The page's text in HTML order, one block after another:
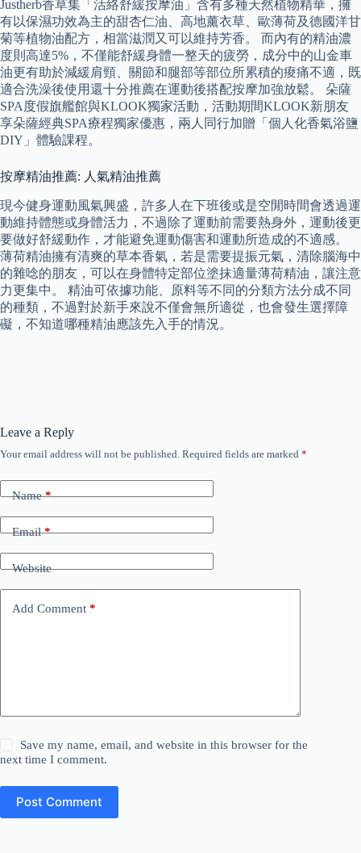
Justherb香草集「活絡舒緩按摩油」含有多種天然植物精華，擁
有以保濕功效為主的甜杏仁油、高地薰衣草、歐薄荷及德國洋甘
菊等植物油配方，相當滋潤又可以維持芳香。 而內有的精油濃
度則高達5%，不僅能舒緩身體一整天的疲勞，成分中的山金車
油更有助於減緩肩頸、關節和腿部等部位所累積的痠痛不適，既
適合洗澡後使用還十分推薦在運動後搭配按摩加強放鬆。 朵薩
SPA度假旗艦館與KLOOK獨家活動，活動期間KLOOK新朋友
享朵薩經典SPA療程獨家優惠，兩人同行加贈「個人化香氣浴鹽
DIY」體驗課程。
按摩精油推薦: 人氣精油推薦
現今健身運動風氣興盛，許多人在下班後或是空閒時間會透過運
動維持體態或身體活力，不過除了運動前需要熱身外，運動後更
要做好舒緩動作，才能避免運動傷害和運動所造成的不適感。
薄荷精油擁有清爽的草本香氣，若是需要提振元氣，清除腦海中
的雜唸的朋友，可以在身體特定部位塗抹適量薄荷精油，讓注意
力更集中。 精油可依據功能、原料等不同的分類方法分成不同
的種類，不過對於新手來說不僅會無所適從，也會發生選擇障
礙，不知道哪種精油應該先入手的情況。
Leave a Reply
Your email address will not be published. Required fields are marked *
Name*
Email*
Website
Add Comment *
Save my name, email, and website in this browser for the
next time I comment.
Post Comment